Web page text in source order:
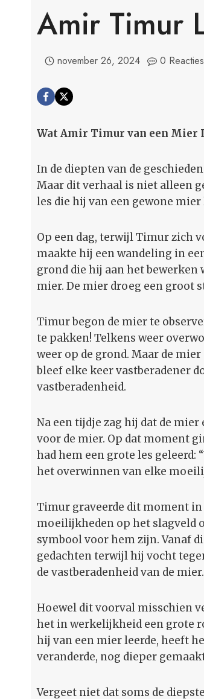
Amir Timur
november 26, 2024 0 Reacties
Wat Amir Timur van een Mier
In de diepten van de
Maar dit verhaal is niet alleen
les die hij van een gewone mier
Op een dag, terwijl Timur zich
maakte hij een wandeling in
grond die hij aan het
mier. De mier droeg een groot
Timur begon de mier te
te pakken! Telkens weer
weer op de grond. Maar de
bleef elke keer vastberadener
vastberadenheid.
Na een tijdje zag hij dat de
voor de mier. Op dat moment
had hem een grote les
het overwinnen van elke
Timur graveerde dit moment
moeilijkheden op het slagveld
symbool voor hem zijn. Vanaf
gedachten terwijl hij vocht
de vastberadenheid van de mier.
Hoewel dit voorval misschien
het in werkelijkheid een grote
hij van een mier leerde, heeft
veranderde, nog dieper
Vergeet niet dat soms de